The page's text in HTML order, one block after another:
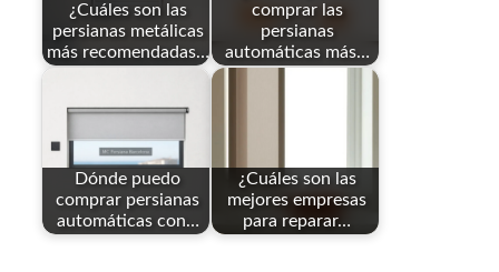
¿Cuáles son las
persianas metálicas
más recomendadas…
comprar las
persianas
automáticas más…
Dónde puedo
comprar persianas
automáticas con…
¿Cuáles son las
mejores empresas
para reparar…